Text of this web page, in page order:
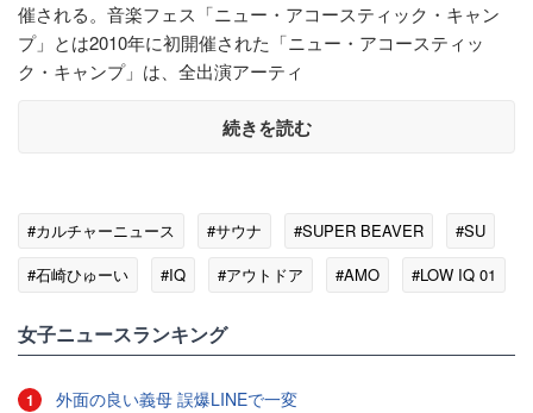
催される。音楽フェス「ニュー・アコースティック・キャン
プ」とは2010年に初開催された「ニュー・アコースティッ
ク・キャンプ」は、全出演アーティ
続きを読む
#カルチャーニュース #サウナ #SUPER BEAVER
#SU
#石崎ひゅーい
#IQ #アウトドア #AMO #LOW IQ 01
女子ニュースランキング
1 外面の良い義母 誤爆LINEで一変